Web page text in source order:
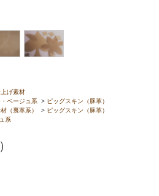
げ素材
ベージュ系 > ピッグスキン（豚革）
（裏革系） > ピッグスキン（豚革）
系